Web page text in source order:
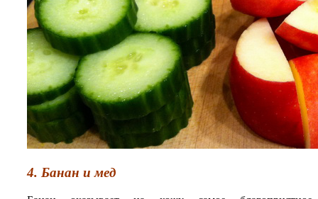
4. Банан и мед